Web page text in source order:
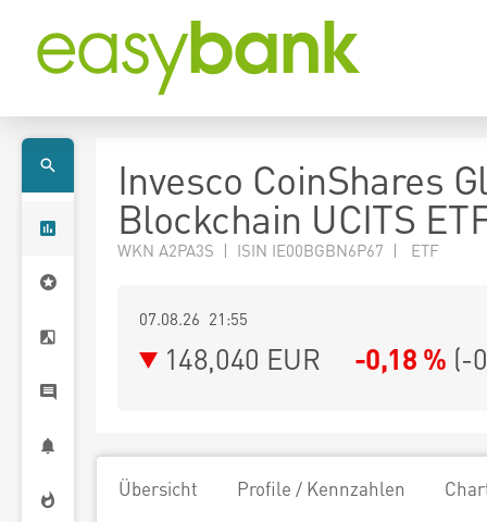
Invesco CoinShares
Blockchain UCITS
WKN A2PA3S | ISIN IE00BGBN6P67 | ETF
07.08.26 21:55
148,040 EUR -0,18 % (-
Übersicht Profile / Kennzahlen